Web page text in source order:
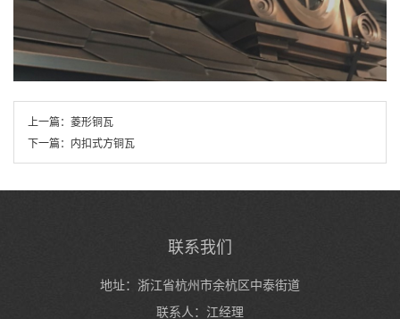
上一篇： 菱形铜瓦
下一篇： 内扣式方铜瓦
联系我们
地址：浙江省杭州市余杭区中泰街道
联系人：江经理